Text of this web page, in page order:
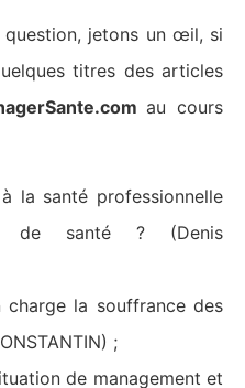
jetons un œil, si
titres des articles
au cours
la santé professionnelle
de santé ? (Denis
charge la souffrance des
;
de management et